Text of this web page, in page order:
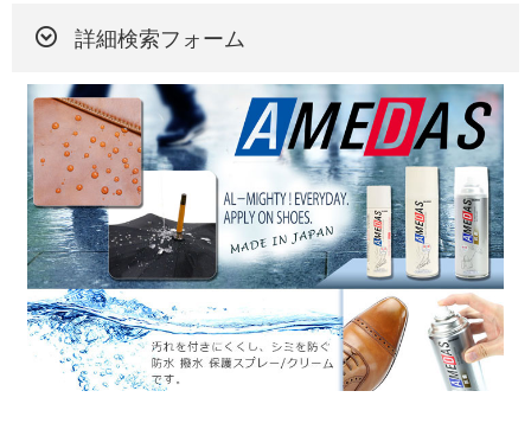
詳細検索フォーム